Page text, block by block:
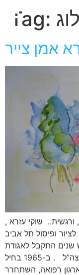
Tag:
אמן צייר
ורגשית.. שוקי עזרא ,
לציור ופיסול תל אביב
שנים התקבל לאגודת
הציירים ת”א ואף זכה בפרס, התגייס לצה”ל . ב-1965 בחיל
,קצין ארגון רפואה, השתחרר